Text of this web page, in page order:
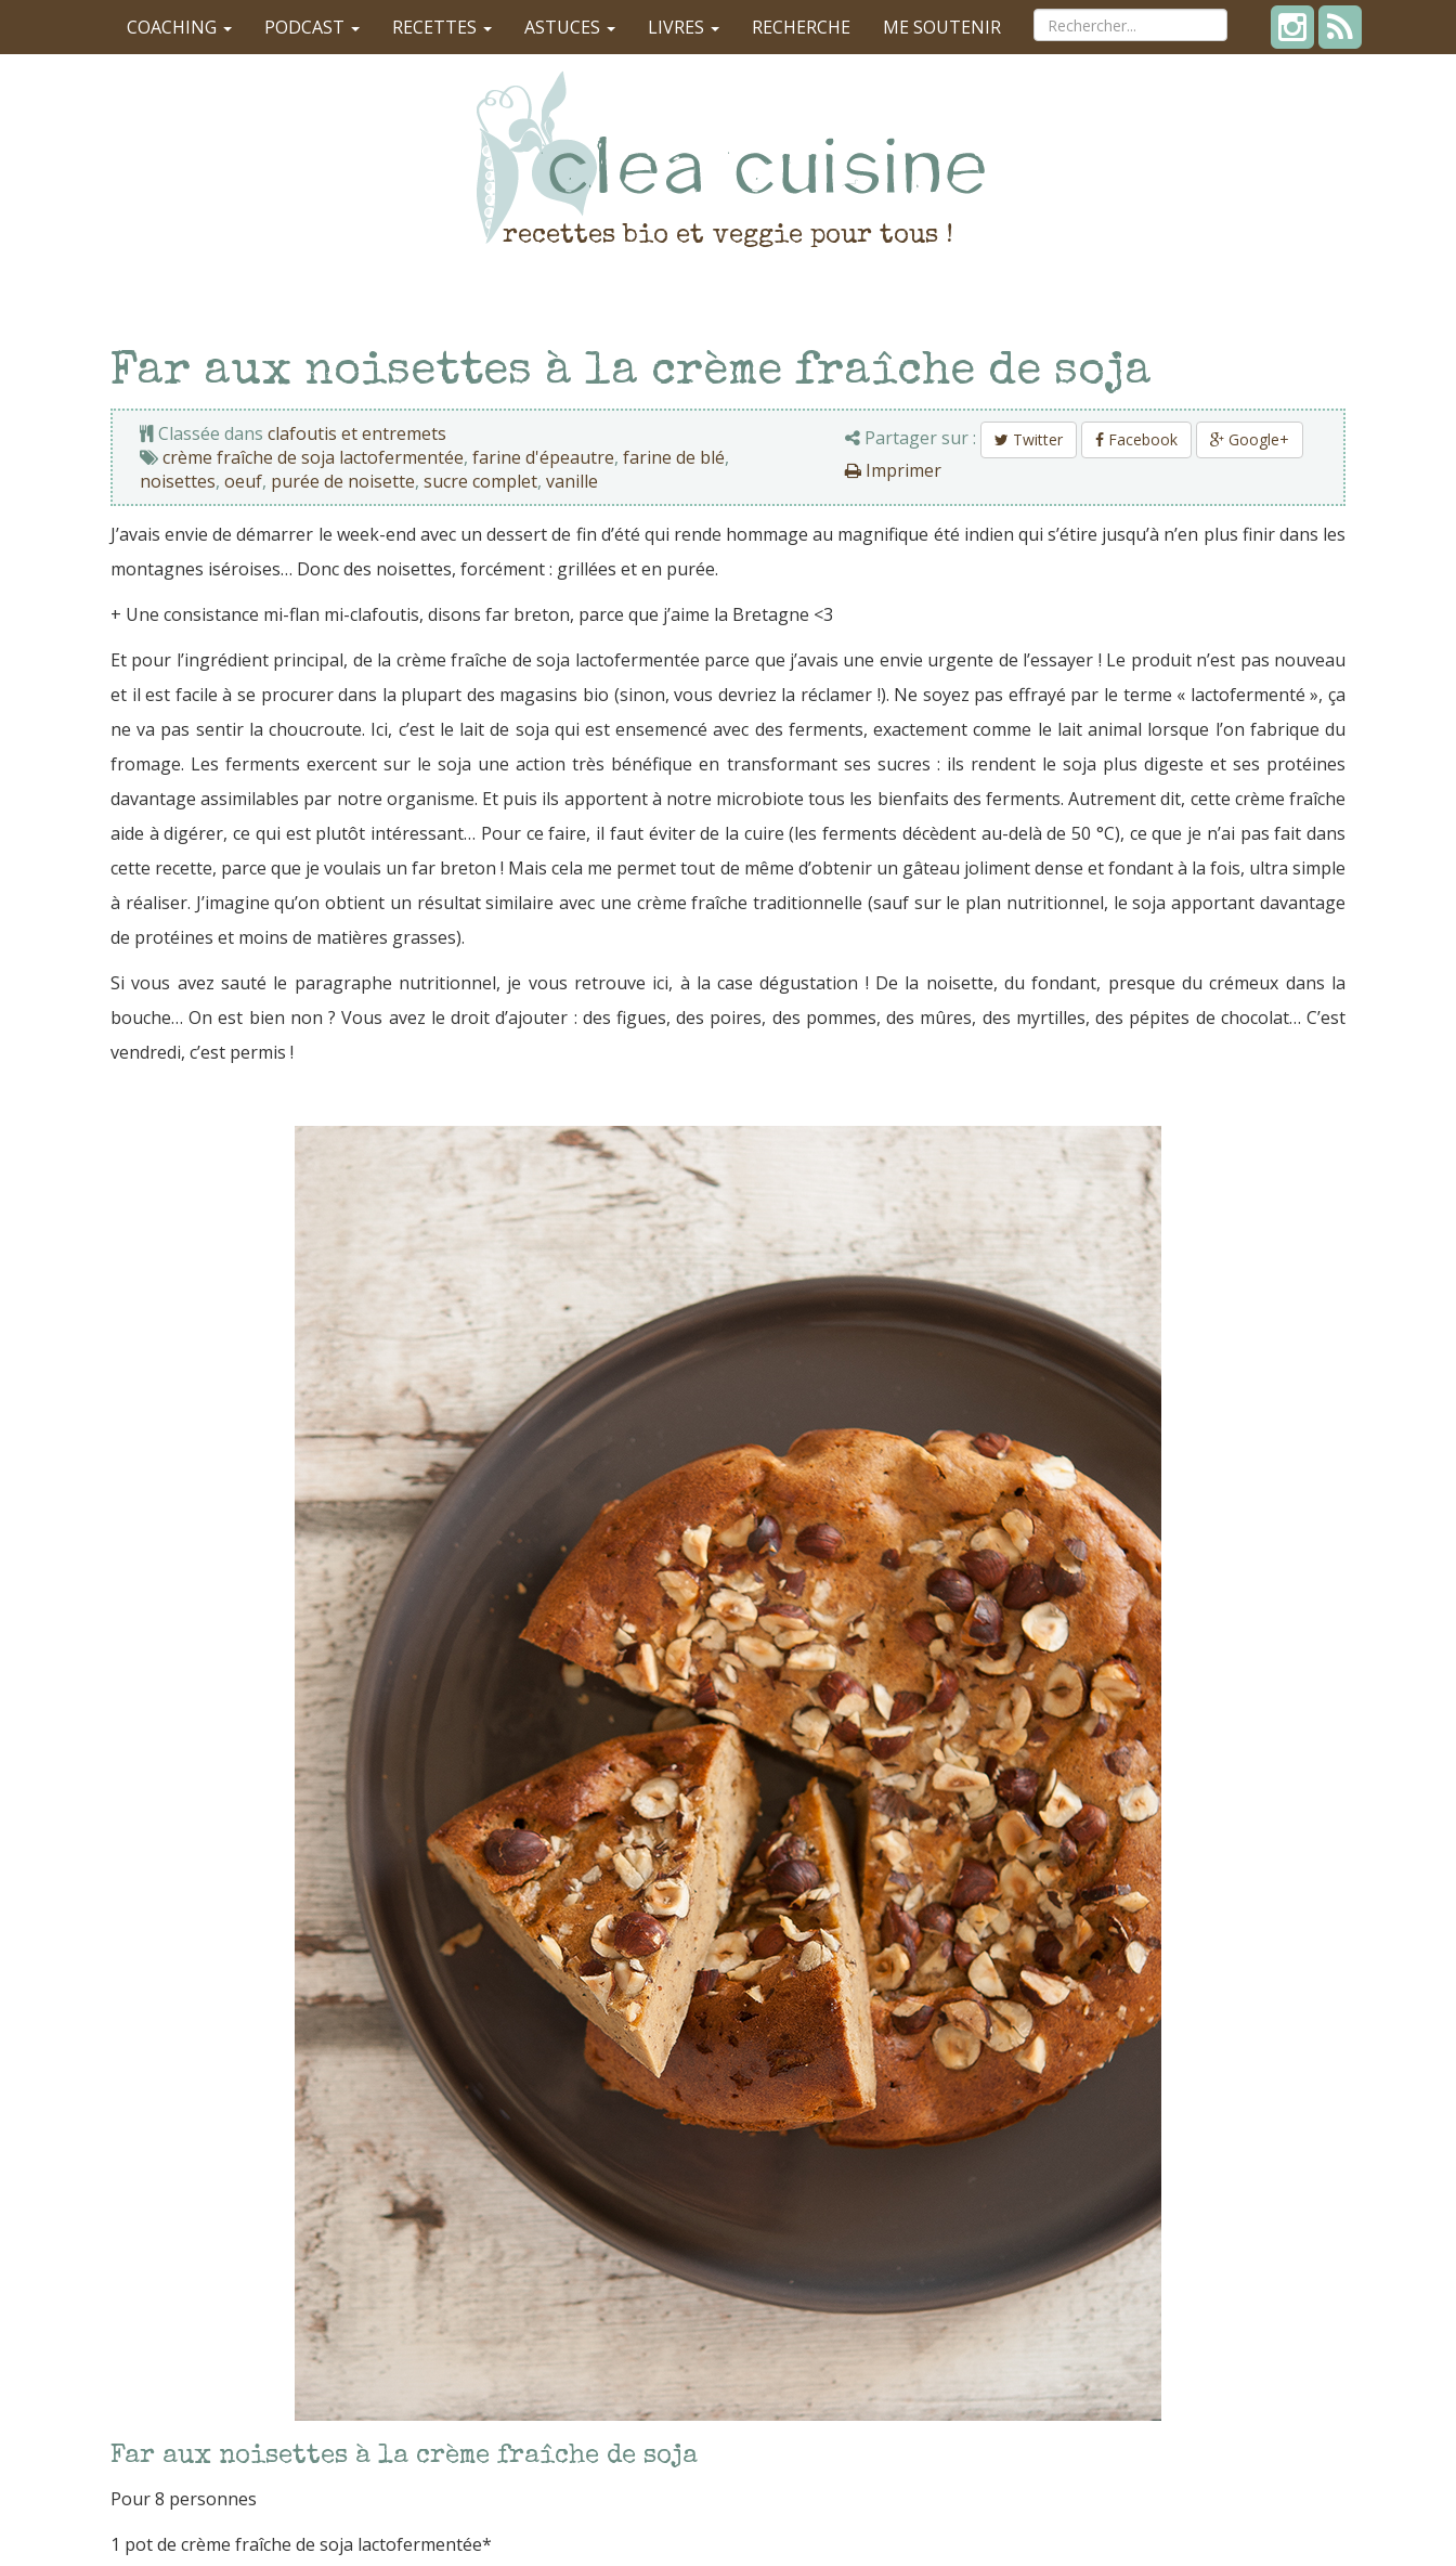
COACHING PODCAST RECETTES ASTUCES LIVRES RECHERCHE ME SOUTENIR
recettes bio et veggie pour tous !
Far aux noisettes à la crème fraîche de soja
Classée dans clafoutis et entremets
crème fraîche de soja lactofermentée, farine d'épeautre, farine de blé,
noisettes, oeuf, purée de noisette, sucre complet, vanille
Partager sur : Twitter Facebook Google+
Imprimer
J’avais envie de démarrer le week-end avec un dessert de fin d’été qui rende hommage au magnifique été indien qui s’étire jusqu’à n’en plus finir dans les
montagnes iséroises… Donc des noisettes, forcément : grillées et en purée.
+ Une consistance mi-flan mi-clafoutis, disons far breton, parce que j’aime la Bretagne <3
Et pour l’ingrédient principal, de la crème fraîche de soja lactofermentée parce que j’avais une envie urgente de l’essayer ! Le produit n’est pas nouveau
et il est facile à se procurer dans la plupart des magasins bio (sinon, vous devriez la réclamer !). Ne soyez pas effrayé par le terme « lactofermenté », ça
ne va pas sentir la choucroute. Ici, c’est le lait de soja qui est ensemencé avec des ferments, exactement comme le lait animal lorsque l’on fabrique du
fromage. Les ferments exercent sur le soja une action très bénéfique en transformant ses sucres : ils rendent le soja plus digeste et ses protéines
davantage assimilables par notre organisme. Et puis ils apportent à notre microbiote tous les bienfaits des ferments. Autrement dit, cette crème fraîche
aide à digérer, ce qui est plutôt intéressant… Pour ce faire, il faut éviter de la cuire (les ferments décèdent au-delà de 50 °C), ce que je n’ai pas fait dans
cette recette, parce que je voulais un far breton ! Mais cela me permet tout de même d’obtenir un gâteau joliment dense et fondant à la fois, ultra simple
à réaliser. J’imagine qu’on obtient un résultat similaire avec une crème fraîche traditionnelle (sauf sur le plan nutritionnel, le soja apportant davantage
de protéines et moins de matières grasses).
Si vous avez sauté le paragraphe nutritionnel, je vous retrouve ici, à la case dégustation ! De la noisette, du fondant, presque du crémeux dans la
bouche… On est bien non ? Vous avez le droit d’ajouter : des figues, des poires, des pommes, des mûres, des myrtilles, des pépites de chocolat… C’est
vendredi, c’est permis !
Far aux noisettes à la crème fraîche de soja
Pour 8 personnes
1 pot de crème fraîche de soja lactofermentée*